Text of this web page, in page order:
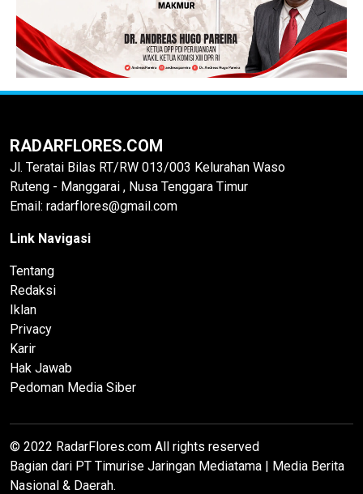
RADARFLORES.COM
Jl. Teratai Bilas RT/RW 013/003 Kelurahan Waso
Ruteng - Manggarai , Nusa Tenggara Timur
Email: radarflores@gmail.com
Link Navigasi
Tentang
Redaksi
Iklan
Privacy
Karir
Hak Jawab
Pedoman Media Siber
© 2022 RadarFlores.com All rights reserved
Bagian dari PT Timurise Jaringan Mediatama | Media Berita
Nasional & Daerah.